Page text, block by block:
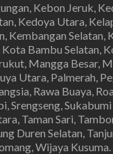
Kebon Jeruk,
Kedoya Utara,
Kembangan Selatan,
Bambu Selatan,
Mangga Besar,
Utara, Palmerah,
Rawa Buaya,
Srengseng, Sukabumi
Taman Sari,
Duren Selatan,
Wijaya Kusuma.